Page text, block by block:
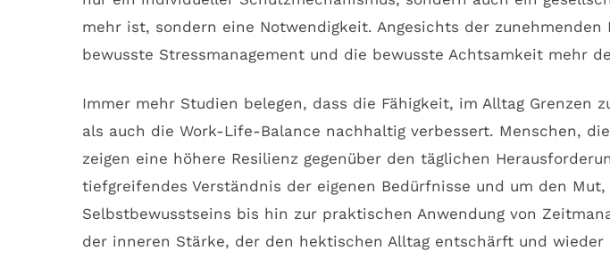
mehr ist, sondern eine Notwendigkeit. Angesichts der
bewusste Stressmanagement und die bewusste Achtsamkeit mehr
Immer mehr Studien belegen, dass die Fähigkeit, im Alltag
als auch die Work-Life-Balance nachhaltig verbessert. Menschen,
zeigen eine höhere Resilienz gegenüber den täglichen
tiefgreifendes Verständnis der eigenen Bedürfnisse und um den
Selbstbewusstseins bis hin zur praktischen Anwendung von
der inneren Stärke, der den hektischen Alltag entschärft und wieder